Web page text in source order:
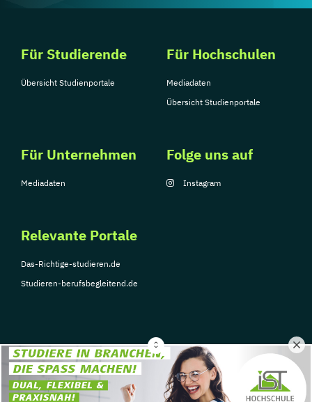
Für Studierende
Übersicht Studienportale
Für Hochschulen
Mediadaten
Übersicht Studienportale
Für Unternehmen
Mediadaten
Relevante Portale
Das-Richtige-studieren.de
Studieren-berufsbegleitend.de
Folge uns auf
Instagram
© Copyright 2026, TarGroup Media GmbH
Impressum
Über Datenschutzerklärung Nutzungsbedingungen